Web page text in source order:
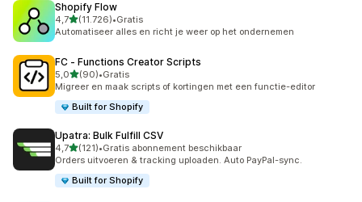
Shopify Flow
4,7van 5 sterren
(11.726)
11726 recensies in totaal
•Gratis
Automatiseer alles en richt je weer op het ondernemen
FC ‑ Functions Creator Scripts
5,0van 5 sterren
(90)
90 recensies in totaal
•Gratis
Migreer en maak scripts of kortingen met een functie-editor
Built for Shopify
Upatra: Bulk Fulfill CSV
4,7van 5 sterren
(121)
121 recensies in totaal
•Gratis abonnement beschikbaar
Orders uitvoeren & tracking uploaden. Auto PayPal-sync.
Built for Shopify